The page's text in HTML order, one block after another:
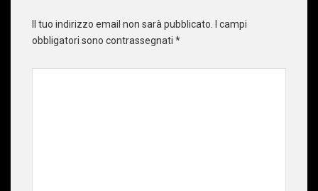
Il tuo indirizzo email non sarà pubblicato. I campi
obbligatori sono contrassegnati *